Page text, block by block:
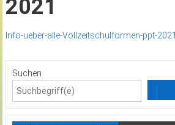
2021
Info-ueber-alle-Vollzeitschulformen-ppt-2021
Suchen